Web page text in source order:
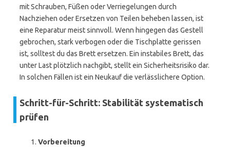
mit Schrauben, Füßen oder Verriegelungen durch
Nachziehen oder Ersetzen von Teilen beheben lassen, ist
eine Reparatur meist sinnvoll. Wenn hingegen das Gestell
gebrochen, stark verbogen oder die Tischplatte gerissen
ist, solltest du das Brett ersetzen. Ein instabiles Brett, das
unter Last plötzlich nachgibt, stellt ein Sicherheitsrisiko dar.
In solchen Fällen ist ein Neukauf die verlässlichere Option.
Schritt-für-Schritt: Stabilität systematisch
prüfen
Vorbereitung